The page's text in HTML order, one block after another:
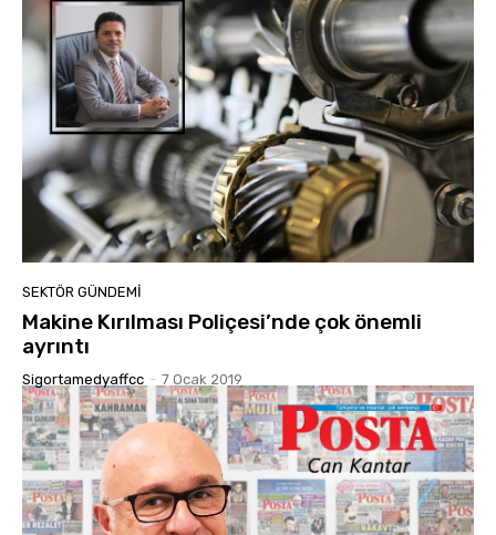
SEKTÖR GÜNDEMİ
Makine Kırılması Poliçesi’nde çok önemli
ayrıntı
Sigortamedyaffcc - 7 Ocak 2019